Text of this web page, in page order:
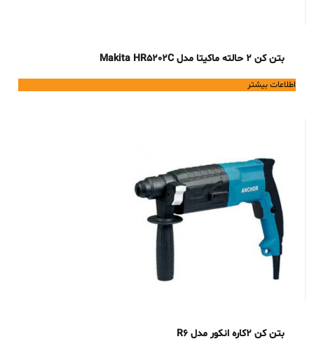
بتن کن 2 حالته ماکیتا مدل Makita HR5202C
اطلاعات بیشتر
بتن کن 2کاره انکور مدل R6